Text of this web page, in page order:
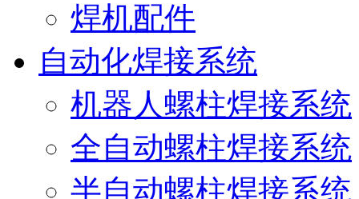
焊机配件
自动化焊接系统
机器人螺柱焊接系统
全自动螺柱焊接系统
半自动螺柱焊接系统